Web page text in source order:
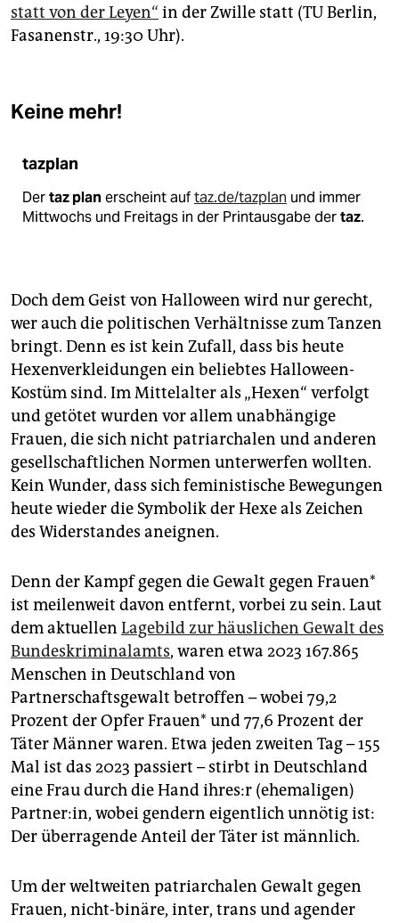
statt von der Leyen“ in der Zwille statt (TU Berlin,
Fasanenstr., 19:30 Uhr).
Keine mehr!
tazplan
Dertaz planerscheint auftaz.de/tazplan und immer
Mittwochs und Freitags in der Printausgabe dertaz.
Doch dem Geist von Halloween wird nur gerecht,
wer auch die politischen Verhältnisse zum Tanzen
bringt. Denn es ist kein Zufall, dass bis heute
Hexenverkleidungen ein beliebtes Halloween-
Kostüm sind. Im Mittelalter als „Hexen“ verfolgt
und getötet wurden vor allem unabhängige
Frauen, die sich nicht patriarchalen und anderen
gesellschaftlichen Normen unterwerfen wollten.
Kein Wunder, dass sich feministische Bewegungen
heute wieder die Symbolik der Hexe als Zeichen
des Widerstandes aneignen.
Denn der Kampf gegen die Gewalt gegen Frauen*
ist meilenweit davon entfernt, vorbei zu sein. Laut
dem aktuellen Lagebild zur häuslichen Gewalt des
Bundeskriminalamts, waren etwa 2023 167.865
Menschen in Deutschland von
Partnerschaftsgewalt betroffen – wobei 79,2
Prozent der Opfer Frauen* und 77,6 Prozent der
Täter Männer waren. Etwa jeden zweiten Tag – 155
Mal ist das 2023 passiert – stirbt in Deutschland
eine Frau durch die Hand ih­res:r (ehemaligen)
Partner:in, wobei gendern eigentlich unnötig ist:
Der überragende Anteil der Täter ist männlich.
Um der weltweiten patriarchalen Gewalt gegen
Frauen, nicht-binäre, inter, trans und agender